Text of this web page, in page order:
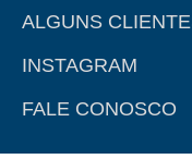
ALGUNS
INSTAGRAM
FALE CONOSCO